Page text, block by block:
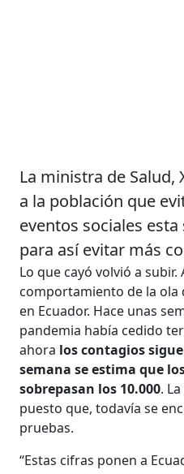
La ministra de Salud,
a la población que
eventos sociales
para así evitar más
Lo que cayó volvió a subir.
comportamiento de la ola
en Ecuador. Hace unas
pandemia había cedido
ahora los contagios
semana se estima que
sobrepasan los 10.000.
puesto que, todavía se
pruebas.
“Estas cifras ponen a